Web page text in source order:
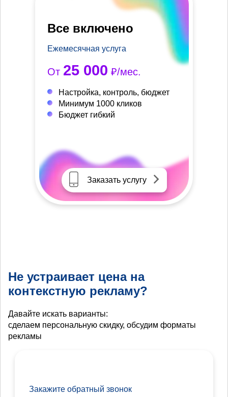
Все включено
Ежемесячная услуга
От 25 000 ₽/мес.
Настройка, контроль, бюджет
Минимум 1000 кликов
Бюджет гибкий
Заказать услугу
Не устраивает цена на
контекстную рекламу?
Давайте искать варианты:
сделаем персональную скидку, обсудим форматы
рекламы
Закажите обратный звонок